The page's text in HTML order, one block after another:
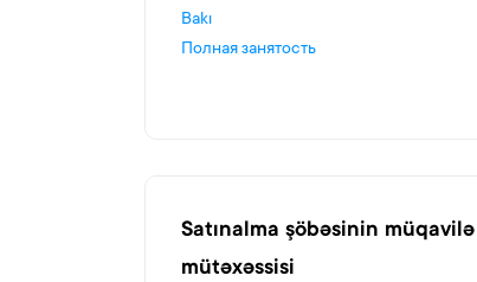
Bakı
Полная занятость
Satınalma şöbəsinin
mütəxəssisi